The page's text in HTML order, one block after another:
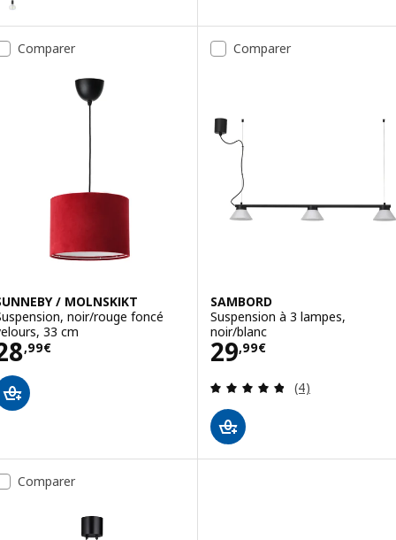
Comparer
/ MOLNSKIKT
noir/rouge foncé
33 cm
,99€
28,99€
Comparer
SAMBORD
Suspension à 3 lampes,
noir/blanc
29,99€
Prix 29,99€
Révision: 4.8
(4)
Comparer